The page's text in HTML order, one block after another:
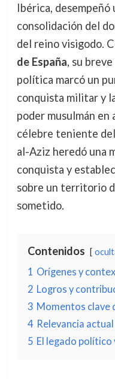
Ibérica,
consolidación del
del reino visigodo.
de España, su
política marcó un
conquista militar y
poder musulmán en
célebre teniente
al-Aziz heredó una
conquista y
sobre un territorio
sometido.
Contenidos
1 Orígenes y
2 Logros y
3 Momentos clave
4 Relevancia actual
5 El legado político